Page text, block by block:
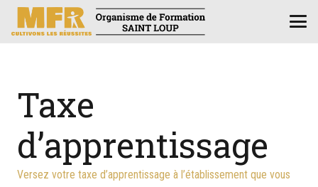
Taxe
d’apprentissage
Versez votre taxe d’apprentissage à l’établissement que vous